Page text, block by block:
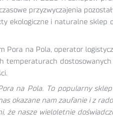
przyzwyczajenia
ekologiczne i naturalne
Pora na Pola, operator
na Pola. To popularny
okazane nam zaufanie i z
nasze wieloletnie